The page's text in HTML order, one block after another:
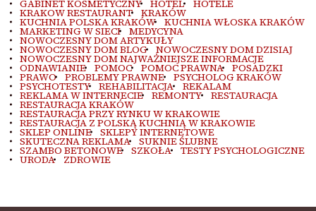
GABINET KOSMETYCZNY HOTEL HOTELE
KRAKOW RESTAURANT KRAKÓW
KUCHNIA POLSKA KRAKÓW KUCHNIA WŁOSKA KRAKÓW
MARKETING W SIECI MEDYCYNA
NOWOCZESNY DOM ARTYKUŁY
NOWOCZESNY DOM BLOG NOWOCZESNY DOM DZISIAJ
NOWOCZESNY DOM NAJWAŻNIEJSZE INFORMACJE
ODNAWIANIE POMOC POMOC PRAWNA POSADZKI
PRAWO PROBLEMY PRAWNE PSYCHOLOG KRAKÓW
PSYCHOTESTY REHABILITACJA REKALAM
REKLAMA W INTERNECIE REMONTY RESTAURACJA
RESTAURACJA KRAKÓW
RESTAURACJA PRZY RYNKU W KRAKOWIE
RESTAURACJA Z POLSKĄ KUCHNIĄ W KRAKOWIE
SKLEP ONLINE SKLEPY INTERNETOWE
SKUTECZNA REKLAMA SUKNIE ŚLUBNE
SZAMBO BETONOWE SZKOŁA TESTY PSYCHOLOGICZNE
URODA ZDROWIE